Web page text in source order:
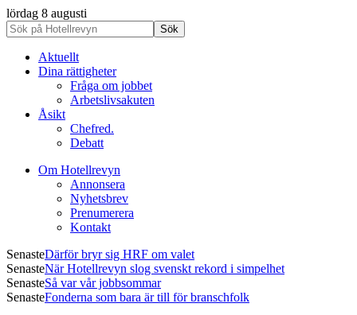
lördag 8 augusti
Aktuellt
Dina rättigheter
Fråga om jobbet
Arbetslivsakuten
Åsikt
Chefred.
Debatt
Om Hotellrevyn
Annonsera
Nyhetsbrev
Prenumerera
Kontakt
SenasteDärför bryr sig HRF om valet
SenasteNär Hotellrevyn slog svenskt rekord i simpelhet
SenasteSå var vår jobbsommar
SenasteFonderna som bara är till för branschfolk